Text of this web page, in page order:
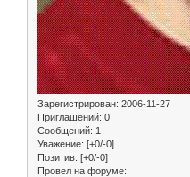
Зарегистрирован: 2006-11-27
Приглашений: 0
Сообщений: 1
Уважение: [+0/-0]
Позитив: [+0/-0]
Провел на форуме: